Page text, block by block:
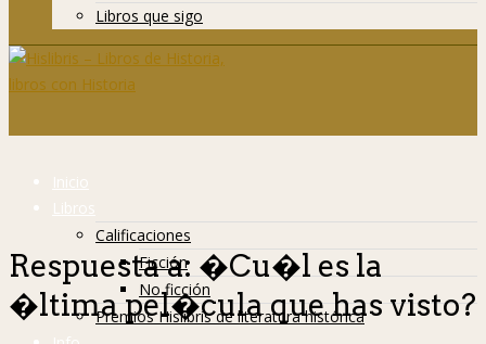
Libros que sigo
Inicio
Libros
Calificaciones
Ficción
No ficción
Premios Hislibris de literatura histórica
Respuesta a: �Cu�l es la
�ltima pel�cula que has visto?